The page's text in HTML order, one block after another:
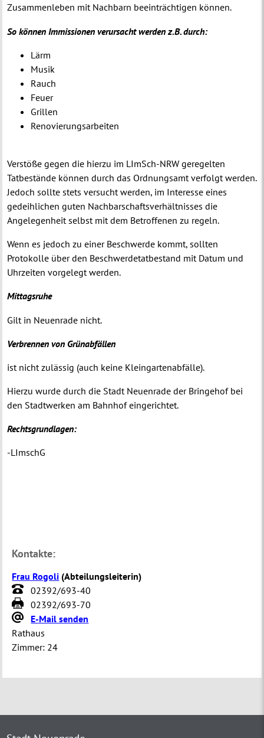
Zusammenleben mit Nachbarn beeinträchtigen können.
So können Immissionen verursacht werden z.B. durch:
Lärm
Musik
Rauch
Feuer
Grillen
Renovierungsarbeiten
Verstöße gegen die hierzu im LImSch-NRW geregelten
Tatbestände können durch das Ordnungsamt verfolgt werden.
Jedoch sollte stets versucht werden, im Interesse eines
gedeihlichen guten Nachbarschaftsverhältnisses die
Angelegenheit selbst mit dem Betroffenen zu regeln.
Wenn es jedoch zu einer Beschwerde kommt, sollten
Protokolle über den Beschwerdetatbestand mit Datum und
Uhrzeiten vorgelegt werden.
Mittagsruhe
Gilt in Neuenrade nicht.
Verbrennen von Grünabfällen
ist nicht zulässig (auch keine Kleingartenabfälle).
Hierzu wurde durch die Stadt Neuenrade der Bringehof bei
den Stadtwerken am Bahnhof eingerichtet.
Rechtsgrundlagen:
-LImschG
Kontakte:
Frau Rogoli (Abteilungsleiterin)
02392/693-40
02392/693-70
E-Mail senden
Rathaus
Zimmer: 24